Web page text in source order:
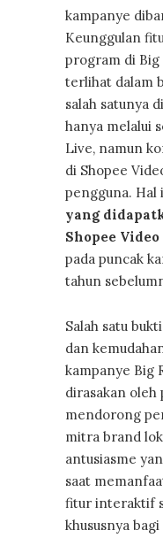
kampanye
Keunggulan
program di Big
terlihat dalam
salah satunya
hanya melalui
Live, namun
di Shopee
pengguna.
yang
Shopee
pada puncak
tahun
Salah satu
dan
kampanye Big
dirasakan
mendorong
mitra brand
antusiasme
saat
fitur interaktif
khususnya bagi